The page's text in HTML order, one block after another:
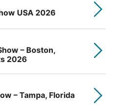
USA 2026
– Boston,
2026
– Tampa, Florida